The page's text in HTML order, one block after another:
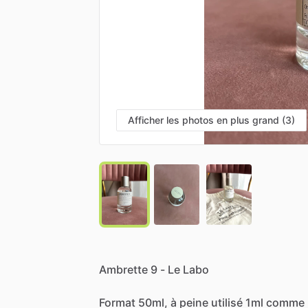
Afficher les photos en plus grand (3)
Ambrette 9 - Le Labo
Format 50ml, à peine utilisé 1ml comme